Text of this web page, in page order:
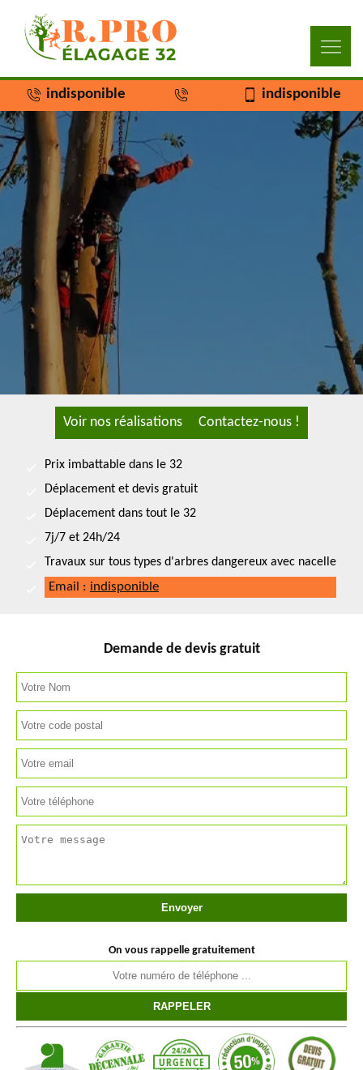
indisponible indisponible
Voir nos réalisations Contactez-nous !
Prix imbattable dans le 32
Déplacement et devis gratuit
Déplacement dans tout le 32
7j/7 et 24h/24
Travaux sur tous types d'arbres dangereux avec nacelle
Email : indisponible
Demande de devis gratuit
On vous rappelle gratuitement